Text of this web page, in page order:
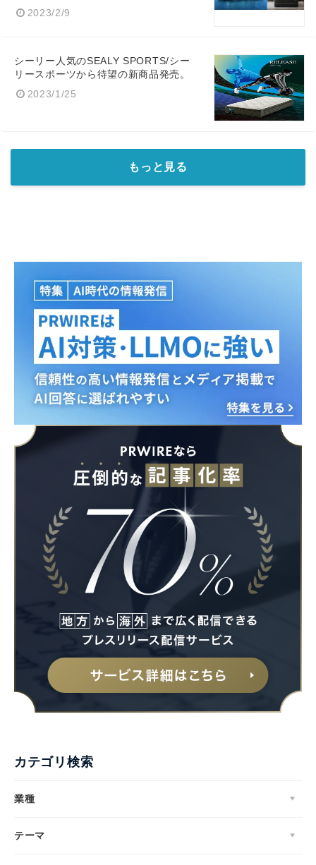
2023/2/9
シーリー人気のSEALY SPORTS/シー
リースポーツから待望の新商品発売。
2023/1/25
もっと見る
カテゴリ検索
業種
テーマ